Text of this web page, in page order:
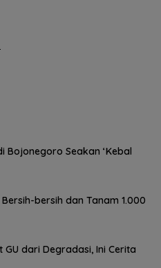
Bojonegoro Seakan ‘Kebal
bersih dan Tanam 1.000
dari Degradasi, Ini Cerita